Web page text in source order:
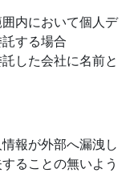
内において個人デ
する場合
した会社に名前と
報が外部へ漏洩し
ることの無いよう